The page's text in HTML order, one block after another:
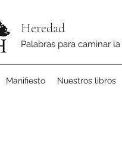
Heredad
Palabras para caminar
Manifiesto Nuestros libros